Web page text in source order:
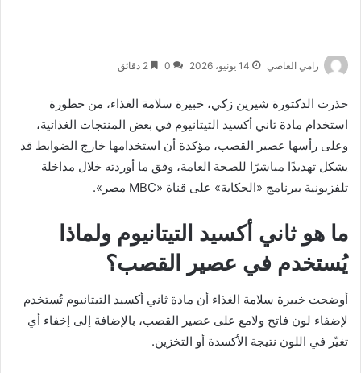
رامي العاصي 14 يونيو، 2026 0
حذرت الدكتورة شيرين زكي، خبيرة سلامة الغذاء، من خطورة
استخدام مادة ثاني أكسيد التيتانيوم في بعض المنتجات الغذائية،
وعلى رأسها عصير القصب، مؤكدة أن استخدامها خارج الضوابط قد
يشكل تهديدًا مباشرًا للصحة العامة، وفق ما أوردته خلال مداخلة
تلفزيونية ببرنامج «الحكاية» على قناة «MBC مصر».
ما هو ثاني أكسيد التيتانيوم ولماذا
يُستخدم في عصير القصب؟
أوضحت خبيرة سلامة الغذاء أن مادة ثاني أكسيد التيتانيوم تُستخدم
لإضفاء لون فاتح ولامع على عصير القصب، بالإضافة إلى إخفاء أي
تغيّر في اللون نتيجة الأكسدة أو التخزين.